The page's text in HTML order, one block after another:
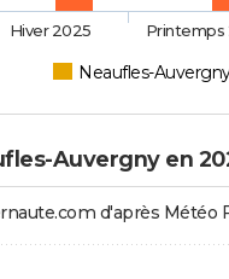
Neaufles-
Hiver 2025 Printemps
Auvergny en
d'après Météo